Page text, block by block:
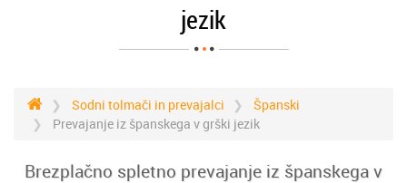
jezik
Sodni tolmači in prevajalci
Španski
Prevajanje iz španskega v grški jezik
Brezplačno spletno prevajanje iz španskega v